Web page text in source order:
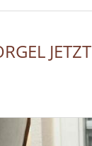
JETZT